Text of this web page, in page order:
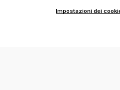
Impostazioni dei